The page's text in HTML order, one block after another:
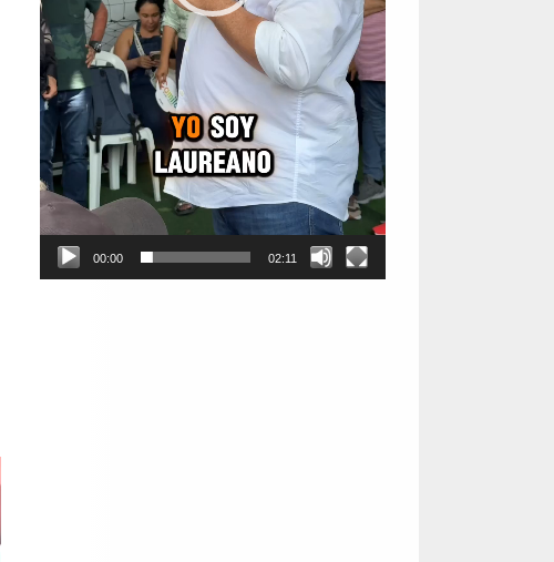
00:00 02:11